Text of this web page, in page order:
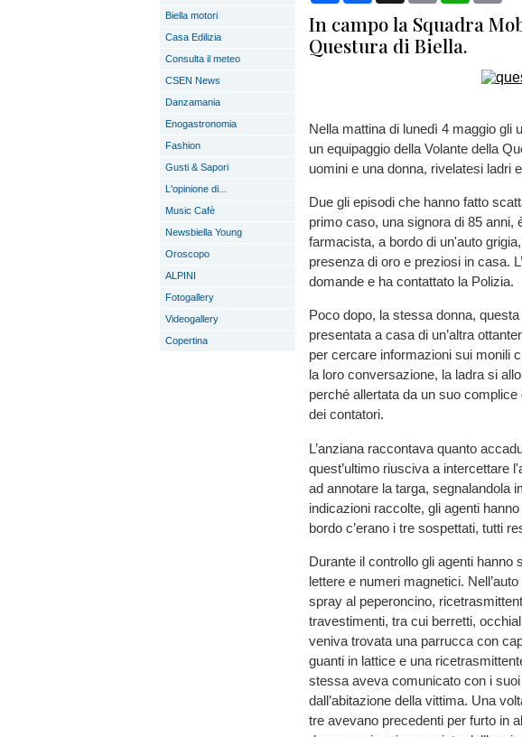
Biella motori
Casa Edilizia
Consulta il meteo
CSEN News
Danzamania
Enogastronomia
Fashion
Gusti & Sapori
L'opinione di...
Music Cafè
Newsbiella Young
Oroscopo
ALPINI
Fotogallery
Videogallery
Copertina
In campo la Squadra
Questura di Biella.
Nella mattina di lunedì 4 maggio gli
un equipaggio della Volante della
uomini e una donna, rivelatesi ladri
Due gli episodi che hanno fatto
primo caso, una signora di 85
farmacista, a bordo di un'auto
presenza di oro e preziosi in casa.
domande e ha contattato la Polizia.
Poco dopo, la stessa donna,
presentata a casa di un’altra
per cercare informazioni sui monili
la loro conversazione, la ladra si
perché allertata da un suo complice
dei contatori.
L’anziana raccontava quanto
quest’ultimo riusciva a intercettare
ad annotare la targa, segnalandola
indicazioni raccolte, gli agenti
bordo c’erano i tre sospettati, tutti
Durante il controllo gli agenti
lettere e numeri magnetici.
spray al peperoncino,
travestimenti, tra cui berretti,
veniva trovata una parrucca con
guanti in lattice e una
stessa aveva comunicato con i
dall’abitazione della vittima. Una
tre avevano precedenti per furto in